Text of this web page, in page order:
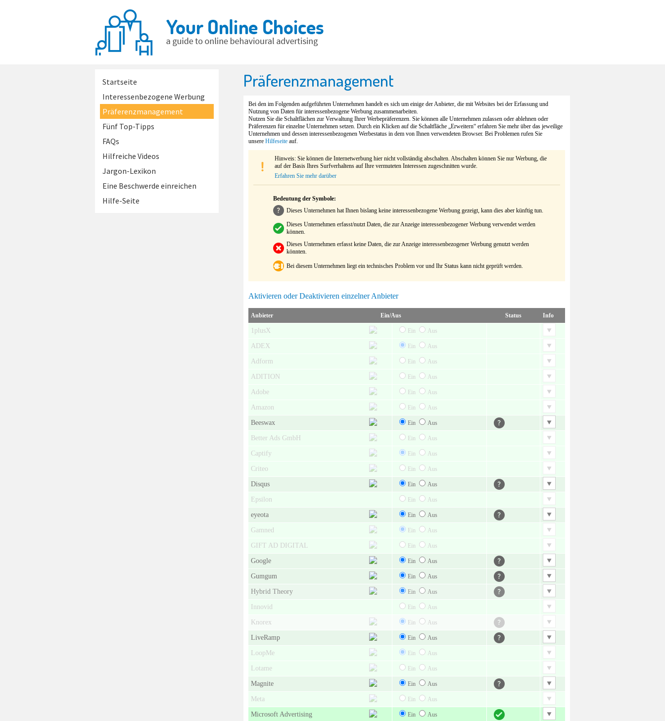
Startseite
Interessenbezogene Werbung
Präferenzmanagement
Fünf Top-Tipps
FAQs
Hilfreiche Videos
Jargon-Lexikon
Eine Beschwerde einreichen
Hilfe-Seite
Präferenzmanagement
Bei den im Folgenden aufgeführten Unternehmen handelt es sich um einige der Anbieter, die mit Websites bei der Erfassung und
Nutzung von Daten für interessenbezogene Werbung zusammenarbeiten.
Nutzen Sie die Schaltflächen zur Verwaltung Ihrer Werbepräferenzen. Sie können alle Unternehmen zulassen oder ablehnen oder
Präferenzen für einzelne Unternehmen setzen. Durch ein Klicken auf die Schaltfläche „Erweitern“ erfahren Sie mehr über das jeweilige
Unternehmen und dessen interessenbezogenen Werbestatus in dem von Ihnen verwendeten Browser. Bei Problemen rufen Sie
unsere Hilfeseite auf.
Hinweis: Sie können die Internetwerbung hier nicht vollständig abschalten. Abschalten können Sie nur Werbung, die
auf der Basis Ihres Surfverhaltens auf Ihre vermuteten Interessen zugeschnitten wurde.
Erfahren Sie mehr darüber
Bedeutung der Symbole:
Dieses Unternehmen hat Ihnen bislang keine interessenbezogene Werbung gezeigt, kann dies aber künftig tun.
Dieses Unternehmen erfasst/nutzt Daten, die zur Anzeige interessenbezogener Werbung verwendet werden
können.
Dieses Unternehmen erfasst keine Daten, die zur Anzeige interessenbezogener Werbung genutzt werden
könnten.
Bei diesem Unternehmen liegt ein technisches Problem vor und Ihr Status kann nicht geprüft werden.